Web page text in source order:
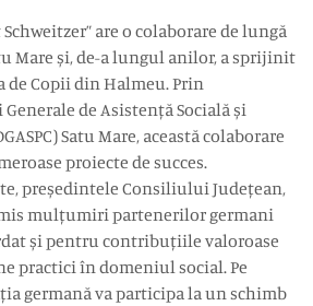
are o colaborare de lungă
Mare și, de-a lungul anilor, a sprijinit
de Copii din Halmeu. Prin
de Asistență Socială și
Satu Mare, această colaborare
proiecte de succes.
președintele Consiliului Județean,
mulțumiri partenerilor germani
și pentru contribuțiile valoroase
practici în domeniul social. Pe
germană va participa la un schimb